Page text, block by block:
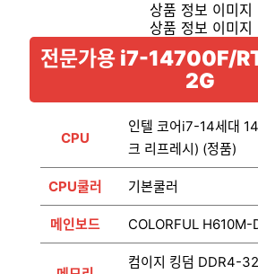
전문가용 i7-14700F/
2G
CPU
인텔 코어i7-14세대
크 리프레시) (정품)
CPU쿨러 기본쿨러
메인보드 COLORFUL H610M-
컴이지 킹덤 DDR4-